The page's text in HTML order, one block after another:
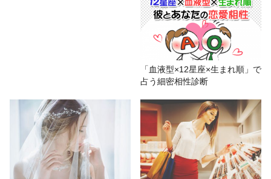
「血液型×12星座×生まれ順」で
占う細密相性診断